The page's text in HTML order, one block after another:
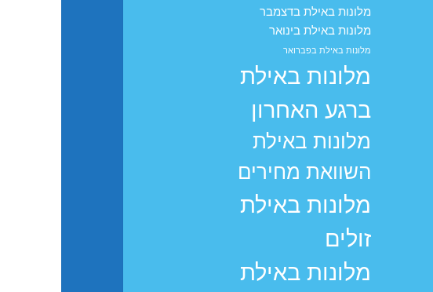
מלונות באילת בדצמבר
מלונות באילת בינואר
מלונות באילת בפברואר
מלונות באילת
ברגע האחרון
מלונות באילת
השוואת מחירים
מלונות באילת
זולים
מלונות באילת